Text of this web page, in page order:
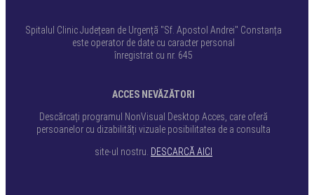
Spitalul Clinic Județean de Urgență "Sf. Apostol Andrei" Constanța
este operator de date cu caracter personal
înregistrat cu nr. 645
ACCES NEVĂZĂTORI
Descărcați programul NonVisual Desktop Acces, care oferă
persoanelor cu dizabilități vizuale posibilitatea de a consulta
site-ul nostru. DESCARCĂ AICI